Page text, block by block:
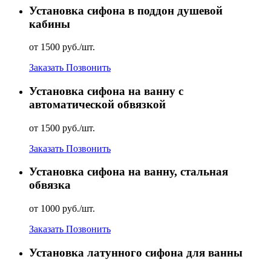
Установка сифона в поддон душевой
кабины
от 1500 руб./шт.
Заказать Позвонить
Установка сифона на ванну с
автоматической обвязкой
от 1500 руб./шт.
Заказать Позвонить
Установка сифона на ванну, стальная
обвязка
от 1000 руб./шт.
Заказать Позвонить
Установка латунного сифона для ванны